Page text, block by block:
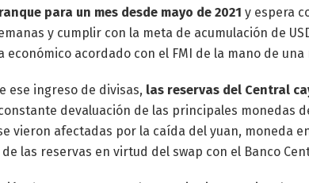
para un mes desde mayo de 2021 y espera
y cumplir con la meta de acumulación de
económico acordado con el FMI de la mano de
ese ingreso de divisas, las reservas del Central
devaluación de las principales monedas
vieron afectadas por la caída del yuan, moneda
las reservas en virtud del swap con el Banco